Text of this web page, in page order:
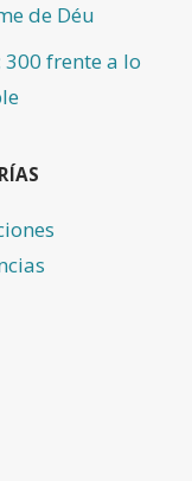
de Déu
300 frente a lo